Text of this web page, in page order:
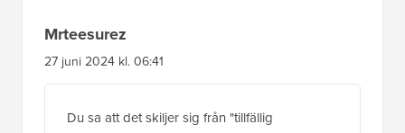
Mrteesurez
27 juni 2024 kl. 06:41
Du sa att det skiljer sig från "tillfällig